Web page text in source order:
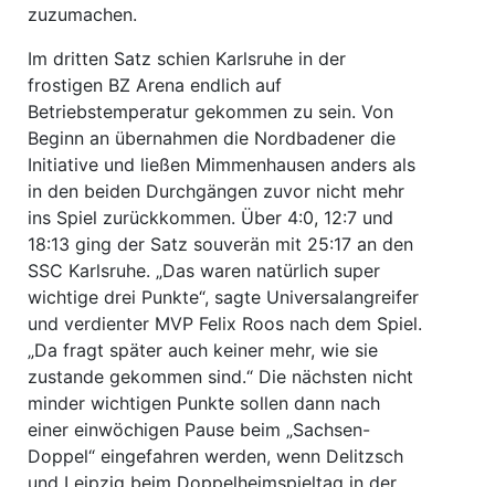
zuzumachen.
Im dritten Satz schien Karlsruhe in der
frostigen BZ Arena endlich auf
Betriebstemperatur gekommen zu sein. Von
Beginn an übernahmen die Nordbadener die
Initiative und ließen Mimmenhausen anders als
in den beiden Durchgängen zuvor nicht mehr
ins Spiel zurückkommen. Über 4:0, 12:7 und
18:13 ging der Satz souverän mit 25:17 an den
SSC Karlsruhe. „Das waren natürlich super
wichtige drei Punkte“, sagte Universalangreifer
und verdienter MVP Felix Roos nach dem Spiel.
„Da fragt später auch keiner mehr, wie sie
zustande gekommen sind.“ Die nächsten nicht
minder wichtigen Punkte sollen dann nach
einer einwöchigen Pause beim „Sachsen-
Doppel“ eingefahren werden, wenn Delitzsch
und Leipzig beim Doppelheimspieltag in der